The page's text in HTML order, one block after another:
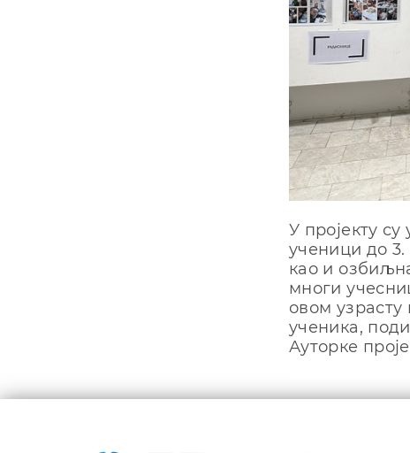
У пројекту
ученици до 3.
као и
многи
овом узрасту
ученика,
Ауторке
Кретање